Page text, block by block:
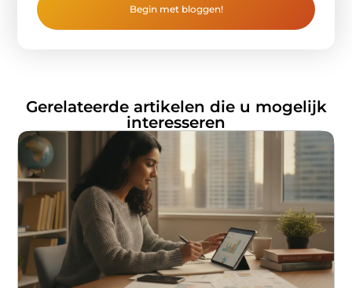
Begin met bloggen!
Gerelateerde artikelen die u mogelijk
interesseren